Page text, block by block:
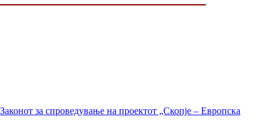
за спроведување на проектот „Скопје – Европска